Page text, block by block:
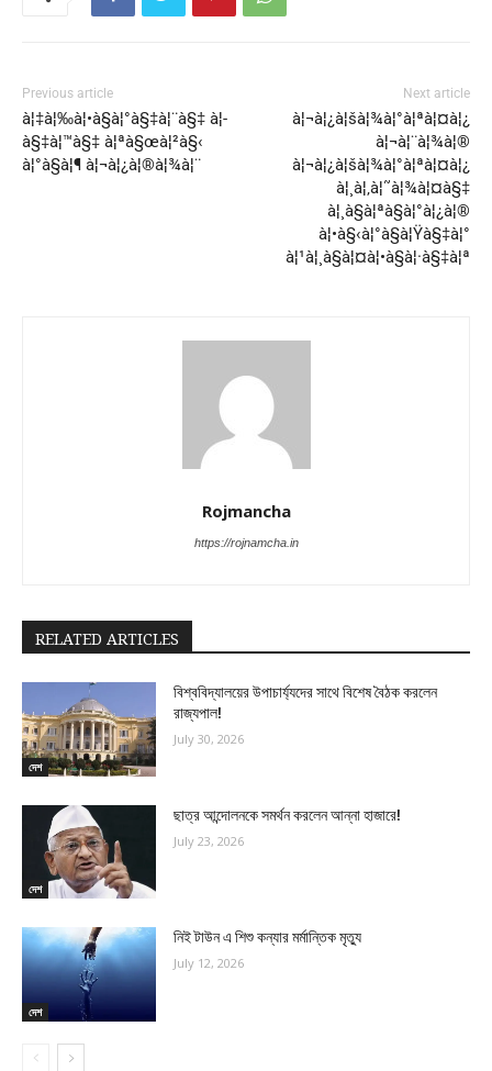
Previous article
à¦‡à¦‰à¦•à§à¦°à§‡à¦¨à§‡ à¦­
à§‡à¦™à§‡ à¦ªà§œà¦²à§‹
à¦°à§à¦¶ à¦¬à¦¿à¦®à¦¾à¦¨
Next article
à¦¬à¦¿à¦šà¦¾à¦°à¦ªà¦¤à¦¿
à¦¬à¦¨à¦¾à¦®
à¦¬à¦¿à¦šà¦¾à¦°à¦ªà¦¤à¦¿
à¦¸à¦‚à¦˜à¦¾à¦¤à§‡
à¦¸à§à¦ªà§à¦°à¦¿à¦®
à¦•à§‹à¦°à§à¦Ÿà§‡à¦°
à¦¹à¦¸à§à¦¤à¦•à§à¦·à§‡à¦ª
Rojmancha
https://rojnamcha.in
RELATED ARTICLES
দেশ
বিশ্ববিদ্যালয়ের উপাচার্য্যদের সাথে বিশেষ বৈঠক করলেন
রাজ্যপাল!
July 30, 2026
দেশ
ছাত্র আন্দোলনকে সমর্থন করলেন আন্না হাজারে!
July 23, 2026
দেশ
নিই টাউন এ শিশু কন্যার মর্মান্তিক মৃত্যু
July 12, 2026